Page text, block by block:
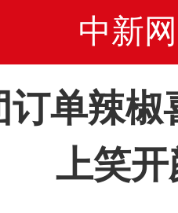
中新网
订单辣椒
上笑开